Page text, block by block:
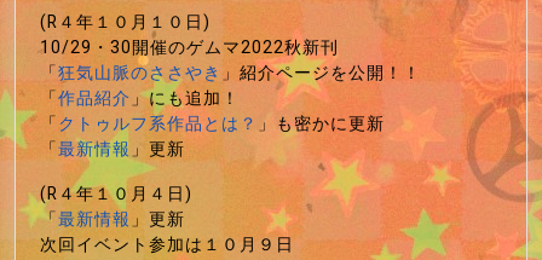
(R４年１０月１０日)
10/29・30開催のゲムマ2022秋新刊
「狂気山脈のささやき 」紹介ページを公開！！
「作品紹介」にも追加！
「クトゥルフ系作品とは？ 」も密かに更新
「最新情報」更新
(R４年１０月４日)
「最新情報」更新
次回イベント参加は１０月９日